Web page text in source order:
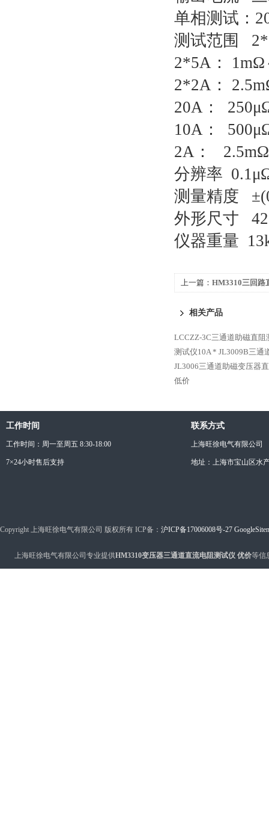
单相测试：
测试范围
2*5A：
2*2A：
20A：
10A：
2A：
分辨率
测量精度
外形尺寸
仪器重量
上一篇： HM3310三回路
相关产品
LCCZZ-3C三通道助磁直阻
测试仪10A * JL3009B三通
JL3006三通道助磁变压器
低价
工作时间
工作时间：周一至周五 8:30-18:00
7×24小时售后支持
联系方式
上海旺徐电气有限公司
地址：上海市宝山区水
Copyright 上海旺徐电气有限公司 版权所有 ICP备： 沪ICP备17006008号-27
上海旺徐电气有限公司专业提供HM3310变压器三通道直流电阻测试仪 优价等信